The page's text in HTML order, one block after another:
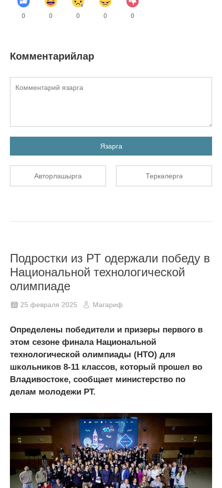
0 0 0 0 0
Комментарийлар
Язарга
Авторлашырга Теркәлергә
Подростки из РТ одержали победу в
Национальной технологической
олимпиаде
25 февраля 2025 Магариф
Определены победители и призеры первого в
этом сезоне финала Национальной
технологической олимпиады (НТО) для
школьников 8-11 классов, который прошел во
Владивостоке, сообщает министерство по
делам молодежи РТ.